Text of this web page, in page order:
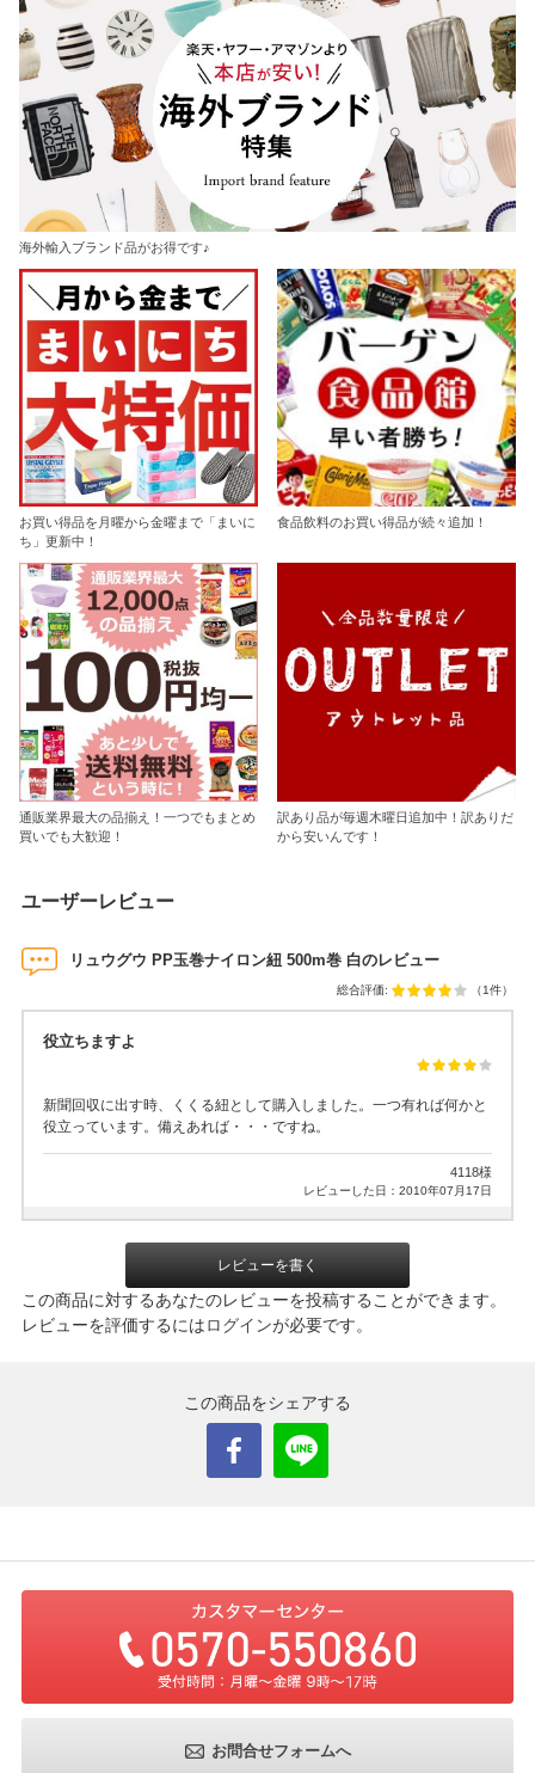
海外輸入ブランド品がお得です♪
お買い得品を月曜から金曜まで「まいに
ち」更新中！
食品飲料のお買い得品が続々追加！
通販業界最大の品揃え！一つでもまとめ
買いでも大歓迎！
訳あり品が毎週木曜日追加中！訳ありだ
から安いんです！
ユーザーレビュー
リュウグウ PP玉巻ナイロン紐 500m巻 白のレビュー
総合評価: （1件）
役立ちますよ
新聞回収に出す時、くくる紐として購入しました。一つ有れば何かと
役立っています。備えあれば・・・ですね。
4118様
レビューした日：2010年07月17日
レビューを書く
この商品に対するあなたのレビューを投稿することができます。
レビューを評価するにはログインが必要です。
この商品をシェアする
お問合せフォームへ